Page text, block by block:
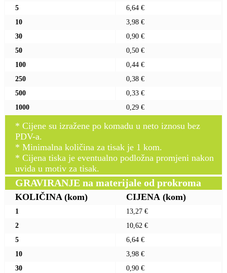
5
6,64 €
10
3,98 €
30
0,90 €
50
0,50 €
100
0,44 €
250
0,38 €
500
0,33 €
1000
0,29 €
* Cijene su izražene po komadu u neto iznosu bez
PDV-a.
* Minimalna količina za tisak je 1 kom.
* Cijena tiska je eventualno podložna promjeni nakon
uvida u motiv za tisak.
GRAVIRANJE na materijale od prokroma
KOLIČINA (kom) CIJENA (kom)
1
13,27 €
2
10,62 €
5
6,64 €
10
3,98 €
30
0,90 €